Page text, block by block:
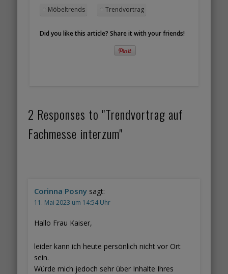
Möbeltrends Trendvortrag
Did you like this article? Share it with your friends!
2 Responses to "Trendvortrag auf
Fachmesse interzum"
Corinna Posny sagt:
11. Mai 2023 um 14:54 Uhr
Hallo Frau Kaiser,
leider kann ich heute persönlich nicht vor Ort
sein.
Würde mich jedoch sehr über Inhalte Ihres